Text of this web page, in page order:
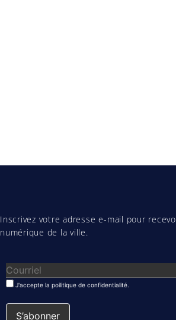
Inscrivez votre adresse e-mail pour
numérique de la ville.
J'accepte la poilitique de confidentialité.